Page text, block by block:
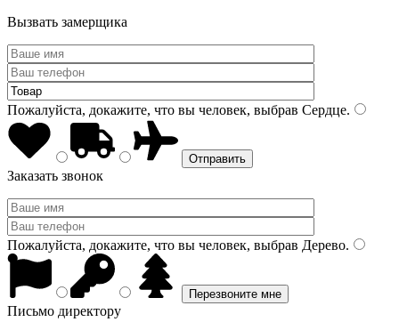
Вызвать замерщика
Пожалуйста, докажите, что вы человек, выбрав Сердце.
Заказать звонок
Пожалуйста, докажите, что вы человек, выбрав Дерево.
Письмо директору